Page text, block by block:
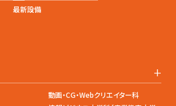
最新設備
+
動画・CG・Webクリエイター科